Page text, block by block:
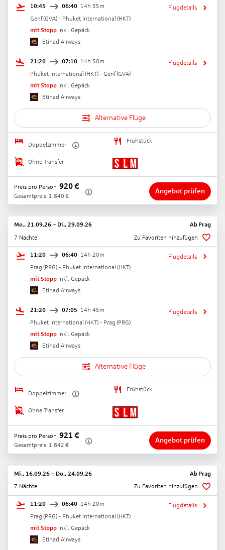
10:45 06:40 14h 55m
Genf(GVA) - Phuket International (HKT)
mit Stopp Inkl. Gepäck
Etihad Airways
Flugdetails
21:20 07:10 14h 50m
Phuket International (HKT) - Genf(GVA)
mit Stopp Inkl. Gepäck
Etihad Airways
Flugdetails
Alternative Flüge
Doppelzimmer
Frühstück
Ohne Transfer
Preis pro Person 920€
Gesamtpreis 1.840 €
Angebot prüfen
Mo., 21.09.26 – Di., 29.09.26 Ab Prag
7 Nächte
Zu Favoriten hinzufügen
11:20 06:40 14h 20m
Prag (PRG) - Phuket International (HKT)
mit Stopp Inkl. Gepäck
Etihad Airways
Flugdetails
21:20 07:05 14h 45m
Phuket International (HKT) - Prag (PRG)
mit Stopp Inkl. Gepäck
Etihad Airways
Flugdetails
Alternative Flüge
Doppelzimmer
Frühstück
Ohne Transfer
Preis pro Person 921 €
Gesamtpreis 1.842 €
Angebot prüfen
Mi., 16.09.26 – Do., 24.09.26 Ab Prag
7 Nächte
Zu Favoriten hinzufügen
11:20 06:40 14h 20m
Prag (PRG) - Phuket International (HKT)
mit Stopp Inkl. Gepäck
Etihad Airways
Flugdetails